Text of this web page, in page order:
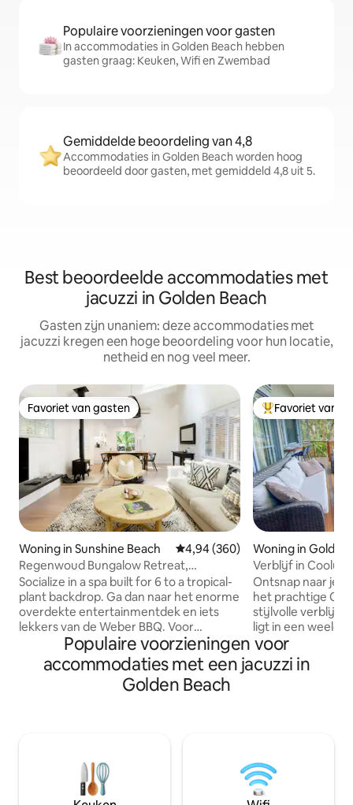
Populaire voorzieningen voor gasten
In accommodaties in Golden Beach hebben
gasten graag: Keuken, Wifi en Zwembad
Gemiddelde beoordeling van 4,8
Accommodaties in Golden Beach worden hoog
beoordeeld door gasten, met gemiddeld 4,8 uit 5.
Best beoordeelde accommodaties met
jacuzzi in Golden Beach
Gasten zijn unaniem: deze accommodaties met
jacuzzi kregen een hoge beoordeling voor hun locatie,
netheid en nog veel meer.
Favoriet van gasten
Favoriet van gasten
Woning in Sunshine Beach Gemiddelde beoordeling van
4,94 (360)
Regenwoud Bungalow Retreat,
Wandeling naar het strand
Socialize in a spa built for 6 to a tropical-
plant backdrop. Ga dan naar het enorme
overdekte entertainmentdek en iets
lekkers van de Weber BBQ. Voor
gezellige nachten kun je je verzamelen
rond de openhaard na een maaltijd uit
de gastronomische keuken. Dit alles op
slechts een korte wandeling van het
woning ontworpen voor privacy en
gemakkelijk leven terwijl je achterover
leunt en ontspant Gasten kunnen
Topfavoriet van
Favoriet van
Woning in Golden
Verblijf in
/ verwarmd
Ontsnap naar je
het prachtige
stijlvolle verblijf
ligt in een
op slechts enkele
schitterende
kort autoritje of
kustvakantie. Met comfort, ruimte en
ontspanning als
woning het
Populaire voorzieningen voor
accommodaties met een jacuzzi in
Golden Beach